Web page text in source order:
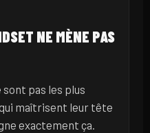
NE MÈNE PAS
pas les plus
maîtrisent leur tête
exactement ça.